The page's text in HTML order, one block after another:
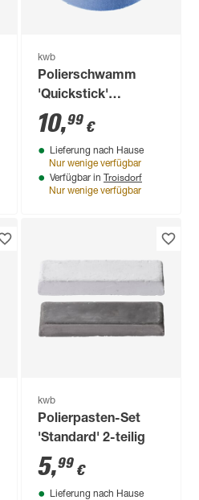
kwb
Polierschwamm
'Quickstick'
Moltopren
selbsthaftend Ø 125
mm
10,99 €
Lieferung nach Hause
Nur wenige verfügbar
Verfügbar in Troisdorf
Nur wenige verfügbar
kwb
Polierpasten-Set
'Standard' 2-teilig
5,99 €
Lieferung nach Hause